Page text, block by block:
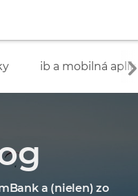
ib a mobilná
a (nielen) zo